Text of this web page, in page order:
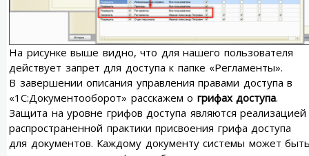
На рисунке выше видно, что для нашего пользователя
действует запрет для доступа к папке «Регламенты».
В завершении описания управления правами доступа в
«1С:Документооборот» расскажем о грифах доступа.
Защита на уровне грифов доступа являются реализацией
распространенной практики присвоения грифа доступа
для документов. Каждому документу системы может